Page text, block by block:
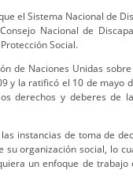
el Sistema Nacional de
Nacional de
Social.
de Naciones Unidas
y la ratificó el 10 de mayo
derechos y deberes de
instancias de toma de
organización social, lo
un enfoque de